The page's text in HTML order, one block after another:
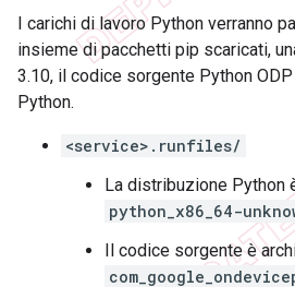
I carichi di lavoro Python verranno
insieme di pacchetti pip scaricati,
3.10, il codice sorgente Python
Python.
<service>.runfiles/
La distribuzione Python
python_x86_64-
Il codice sorgente è